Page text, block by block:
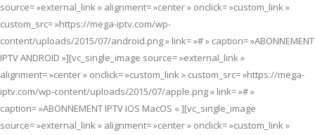
source= »external_link » alignment= »center » onclick= »custom_link »
custom_src= »https://mega-iptv.com/wp-
content/uploads/2015/07/android.png » link= »# » caption= »ABONNEMENT
IPTV ANDROID »][vc_single_image source= »external_link »
alignment= »center » onclick= »custom_link » custom_src= »https://mega-
iptv.com/wp-content/uploads/2015/07/apple.png » link= »# »
caption= »ABONNEMENT IPTV IOS MacOS « ][vc_single_image
source= »external_link » alignment= »center » onclick= »custom_link »